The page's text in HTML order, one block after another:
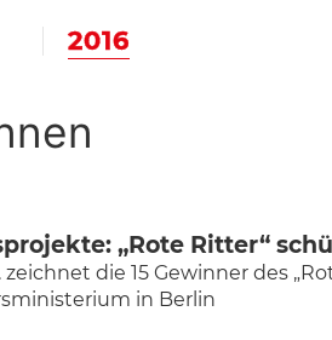
2016
„Rote Ritter“
die 15 Gewinner des
in Berlin